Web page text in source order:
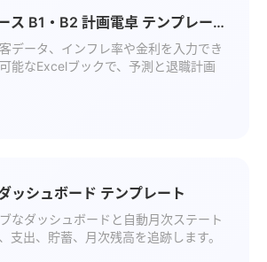
ス B1・B2 計画電卓 テンプレー
データ、インフレ率や金利を入力でき
能なExcelブックで、予測と退職計画
ッシュボード テンプレート
なダッシュボードと自動月次ステート
支出、貯蓄、月次残高を追跡します。